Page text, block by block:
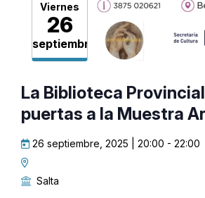
Viernes
26
septiembre
La Biblioteca
puertas a la Muestra
26 septiembre, 2025 | 20:00 - 22:00
Salta